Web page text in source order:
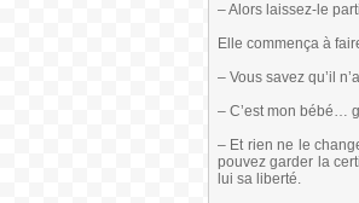
– Alors laissez-le
Elle commença à
– Vous savez qu’il
– C’est mon bébé…
– Et rien ne le
pouvez garder la
lui sa liberté.